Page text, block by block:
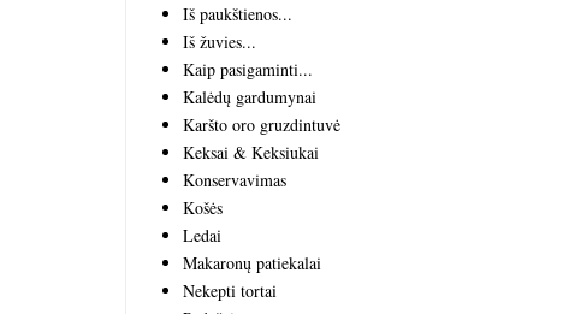
Iš paukštienos...
Iš žuvies...
Kaip pasigaminti...
Kalėdų gardumynai
Karšto oro gruzdintuvė
Keksai & Keksiukai
Konservavimas
Košės
Ledai
Makaronų patiekalai
Nekepti tortai